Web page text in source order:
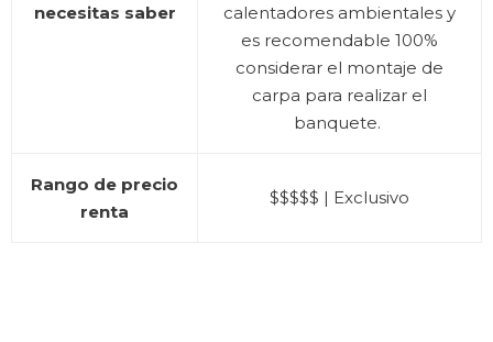
necesitas saber
calentadores ambientales y
es recomendable 100%
considerar el montaje de
carpa para realizar el
banquete.
Rango de precio
renta
$$$$$ | Exclusivo